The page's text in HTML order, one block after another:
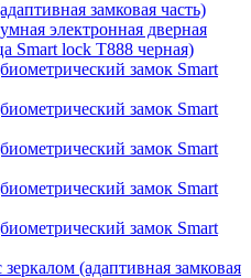
замковая часть)
электронная дверная
Smart lock T888 черная)
замок Smart
замок Smart
замок Smart
замок Smart
замок Smart
(адаптивная замковая